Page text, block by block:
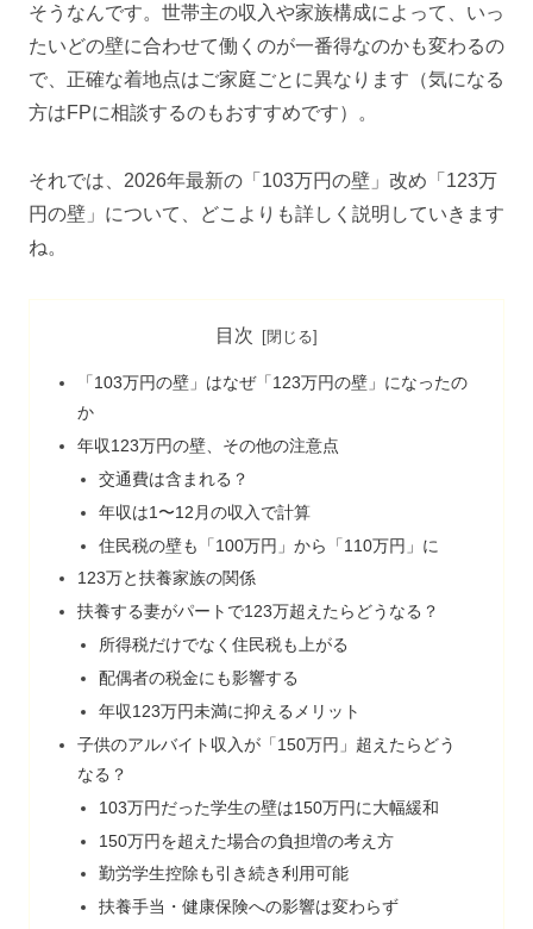
そうなんです。世帯主の収入や家族構成によって、いっ
たいどの壁に合わせて働くのが一番得なのかも変わるの
で、正確な着地点はご家庭ごとに異なります（気になる
方はFPに相談するのもおすすめです）。
それでは、2026年最新の「103万円の壁」改め「123万
円の壁」について、どこよりも詳しく説明していきます
ね。
目次
「103万円の壁」はなぜ「123万円の壁」になったの
か
年収123万円の壁、その他の注意点
交通費は含まれる？
年収は1〜12月の収入で計算
住民税の壁も「100万円」から「110万円」に
123万と扶養家族の関係
扶養する妻がパートで123万超えたらどうなる？
所得税だけでなく住民税も上がる
配偶者の税金にも影響する
年収123万円未満に抑えるメリット
子供のアルバイト収入が「150万円」超えたらどう
なる？
103万円だった学生の壁は150万円に大幅緩和
150万円を超えた場合の負担増の考え方
勤労学生控除も引き続き利用可能
扶養手当・健康保険への影響は変わらず